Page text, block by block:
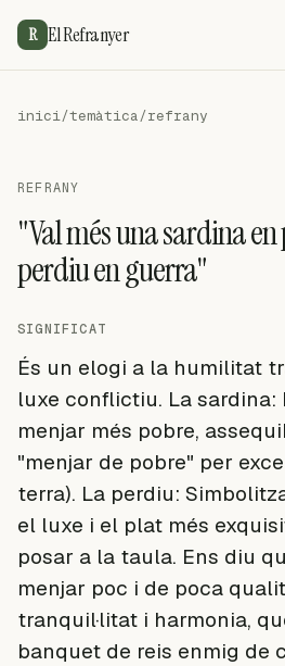
R El Refranyer
inici/temàtica/refrany
REFRANY
"Val més una sardina
perdiu en guerra"
SIGNIFICAT
És un elogi a la humilitat
luxe conflictiu. La sardina:
menjar més pobre,
"menjar de pobre" per
terra). La perdiu:
el luxe i el plat més
posar a la taula. Ens diu
menjar poc i de poca
tranquil·litat i harmonia,
banquet de reis enmig de